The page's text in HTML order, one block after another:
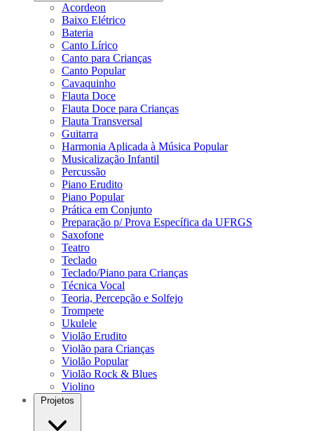
Acordeon
Baixo Elétrico
Bateria
Canto Lírico
Canto para Crianças
Canto Popular
Cavaquinho
Flauta Doce
Flauta Doce para Crianças
Flauta Transversal
Guitarra
Harmonia Aplicada à Música Popular
Musicalização Infantil
Percussão
Piano Erudito
Piano Popular
Prática em Conjunto
Preparação p/ Prova Específica da UFRGS
Saxofone
Teatro
Teclado
Teclado/Piano para Crianças
Técnica Vocal
Teoria, Percepção e Solfejo
Trompete
Ukulele
Violão Erudito
Violão para Crianças
Violão Popular
Violão Rock & Blues
Violino
Projetos